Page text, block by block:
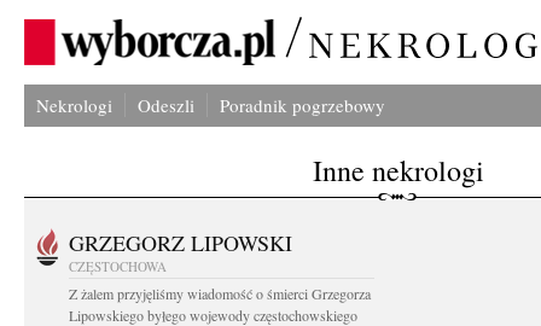
Nekrologi Odeszli Poradnik pogrzebowy
Inne nekrologi
GRZEGORZ LIPOWSKI
CZĘSTOCHOWA
Z żalem przyjęliśmy wiadomość o śmierci Grzegorza
Lipowskiego byłego wojewody częstochowskiego